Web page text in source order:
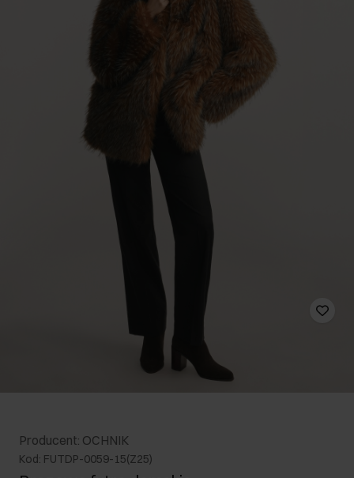
Producent: OCHNIK
Kod: FUTDP-0059-15(Z25)